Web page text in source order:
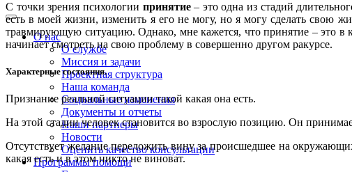
О нас
О службе
Миссия и задачи
Проектная структура
Наша команда
Социальные изменения
Документы и отчеты
Наши партнеры
Новости
Оценить качество консультации
Программы помощи
С точки зрения психологии принятие– это одна из стадий
есть в моей жизни, изменить я его не могу, но я могу сделать свою
травмирующую ситуацию. Однако, мне кажется, что принятие – это в
начинает смотреть на свою проблему в совершенно другом ракурсе.
Характерные состояния.
Признание реальной ситуации такой какая она есть.
На этой стадии человек становится во взрослую позицию. Он
Отсутствует желание переложить вину за происшедшее на
какая есть и в этом никто не виноват.